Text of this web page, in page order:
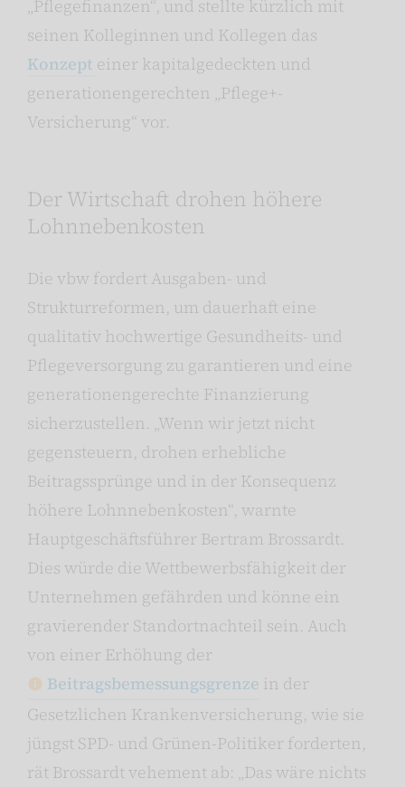
„Pflegefinanzen“, und stellte kürzlich mit
seinen Kolleginnen und Kollegen das
Konzept einer kapitalgedeckten und
generationengerechten „Pflege+-
Versicherung“ vor.
Der Wirtschaft drohen höhere
Lohnnebenkosten
Die vbw fordert Ausgaben- und
Strukturreformen, um dauerhaft eine
qualitativ hochwertige Gesundheits- und
Pflegeversorgung zu garantieren und eine
generationengerechte Finanzierung
sicherzustellen. „Wenn wir jetzt nicht
gegensteuern, drohen erhebliche
Beitragssprünge und in der Konsequenz
höhere Lohnnebenkosten“, warnte
Hauptgeschäftsführer Bertram Brossardt.
Dies würde die Wettbewerbsfähigkeit der
Unternehmen gefährden und könne ein
gravierender Standortnachteil sein. Auch
von einer Erhöhung der
Beitragsbemessungsgrenze in der
Gesetzlichen Krankenversicherung, wie sie
jüngst SPD- und Grünen-Politiker forderten,
rät Brossardt vehement ab: „Das wäre nichts